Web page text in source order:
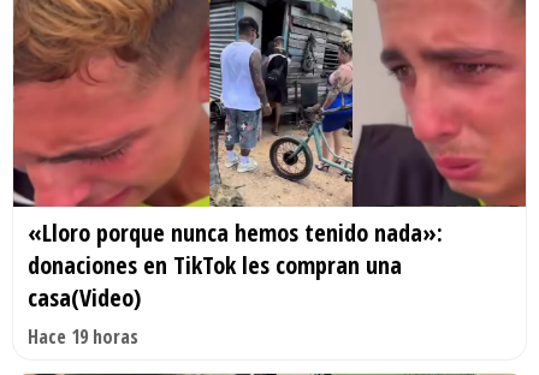
«Lloro porque nunca hemos tenido nada»:
donaciones en TikTok les compran una
casa(Video)
Hace 19 horas